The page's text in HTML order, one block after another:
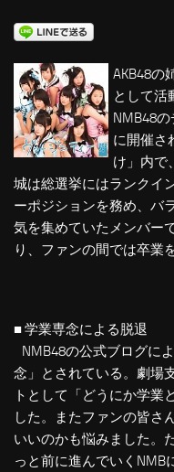
AKB48の
として活
NMB48
に開催さ
け」内で
城は総選挙にはランクイ
ーポジションを務め、バ
気を集めていたメンバー
り、ファンの間では卒業
■ 学業専念による脱退
NMB48の公式ブログに
念」とされている。劇場
トとして「どうにか学業
した。またファンの皆さ
いいのかも悩みました。
っと前に進んでいくNMB